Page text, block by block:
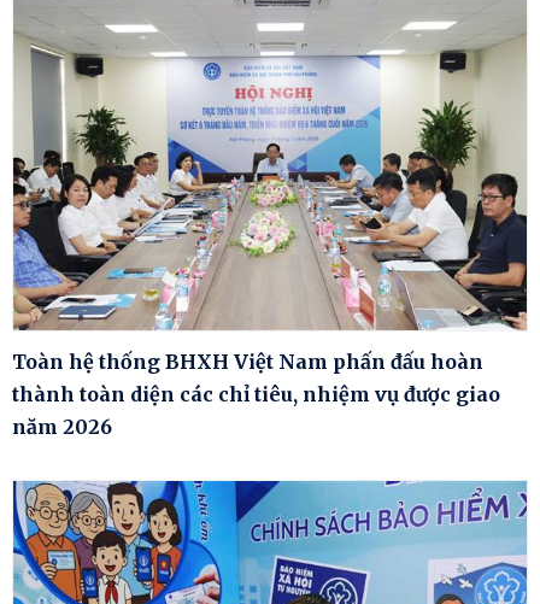
Toàn hệ thống BHXH Việt Nam phấn đấu hoàn
thành toàn diện các chỉ tiêu, nhiệm vụ được giao
năm 2026